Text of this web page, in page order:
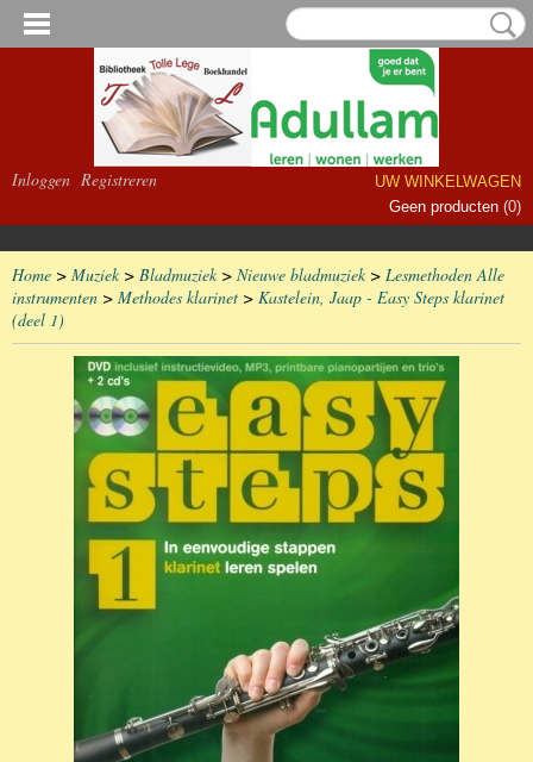
Inloggen Registreren
UW WINKELWAGEN
Geen producten (0)
Home > Muziek> Bladmuziek> Nieuwe bladmuziek> Lesmethoden Alle
instrumenten > Methodes klarinet > Kastelein, Jaap - Easy Steps klarinet
(deel 1)